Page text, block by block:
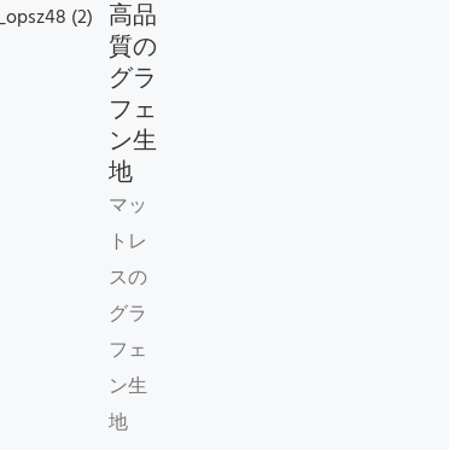
高品
質の
グラ
フェ
ン生
地
マッ
トレ
スの
グラ
フェ
ン生
地